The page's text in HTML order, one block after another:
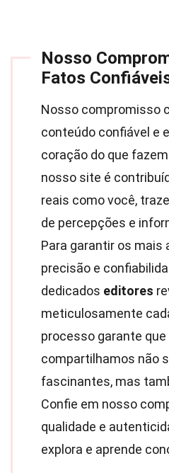
Nosso
Fatos
Nosso compromisso
conteúdo confiável e
coração do que
nosso site é
reais como você,
de percepções e
Para garantir os mais
precisão e
dedicados editores
meticulosamente
processo garante
compartilhamos não
fascinantes, mas
Confie em nosso
qualidade e
explora e aprende